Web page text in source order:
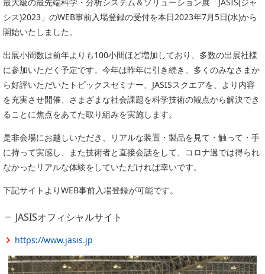
協力企業との適正取引の推進
分析用X線検査装置他PCB廃棄物処理について
会員会社
会員リスト
入会のご案内
入会金・会費規程
ニュース＆イベント
ニュース
イベント
PICK UP CONTENTS
ライフサイエンス
イメージング
材料
X線・放射光
PICK UP CONTENTS
シス)2023」のWEB事前入場登録の受付を本日2023年7月5日(水)から
開始いたしました。
出展小間数は前年よりも100小間ほど増加しており、多数の出展社様
に参加いただく予定です。今年は昨年に引き続き、多くのみなさまか
ら好評いただいたトピックスセミナー、JASISスクエアを、より内容
を充実させ開催、さまざまな社会課題を科学技術の観点から解決でき
ることに焦点をあてた取り組みを実施します。
是非会場にお越しいただき、リアルな装置・製品を見て・触って・手
に持って実感し、また技術者と直接会話をして、コロナ過では得られ
なかったリアルな体験をしていただければ幸いです。
下記サイトよりWEB事前入場登録が可能です。
JASISオフィシャルサイト
https://www.jasis.jp